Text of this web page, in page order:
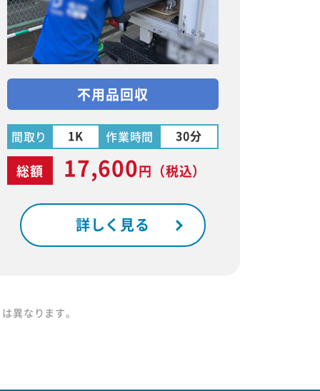
不用品回収
間取り 1K 作業時間 30分
総額 17,600円 （税込）
詳しく見る
異なります。